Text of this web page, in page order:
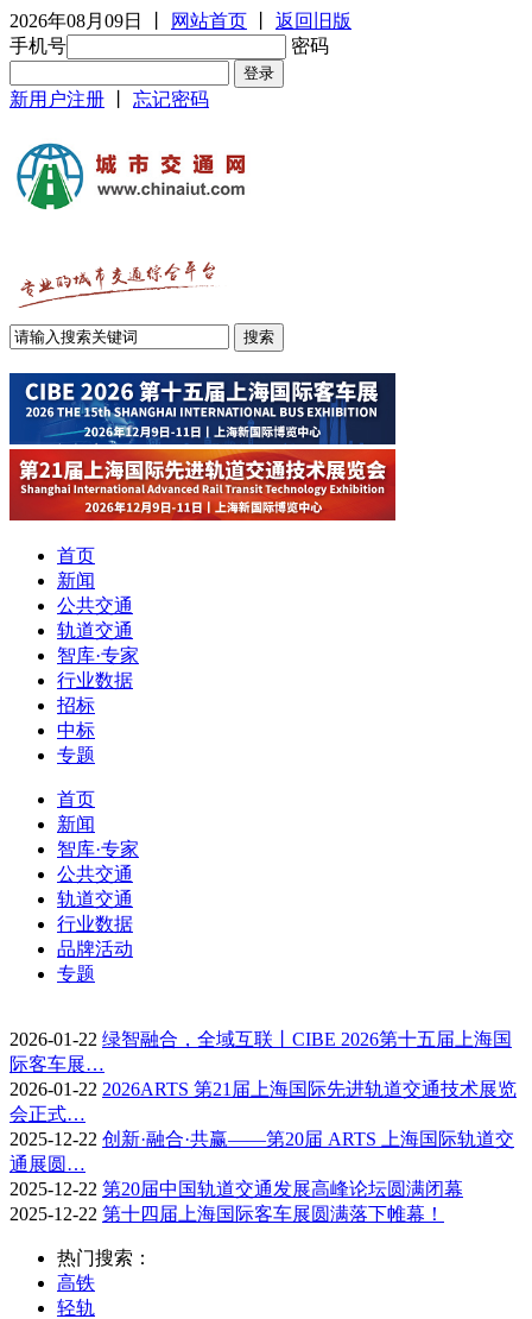
2026年08月09日 网站首页
返回旧版
手机号
密码
新用户注册 忘记密码
首页
新闻
公共交通
轨道交通
智库·专家
行业数据
招标
中标
专题
首页
新闻
智库·专家
公共交通
轨道交通
行业数据
品牌活动
专题
2026-01-22 绿智融合，全域互联丨CIBE 2026第十五届上海国
际客车展…
2026-01-22 2026ARTS 第21届上海国际先进轨道交通技术展览
会正式…
2025-12-22 创新·融合·共赢——第20届 ARTS 上海国际轨道交
通展圆…
2025-12-22 第20届中国轨道交通发展高峰论坛圆满闭幕
2025-12-22 第十四届上海国际客车展圆满落下帷幕！
热门搜索：
高铁
轻轨